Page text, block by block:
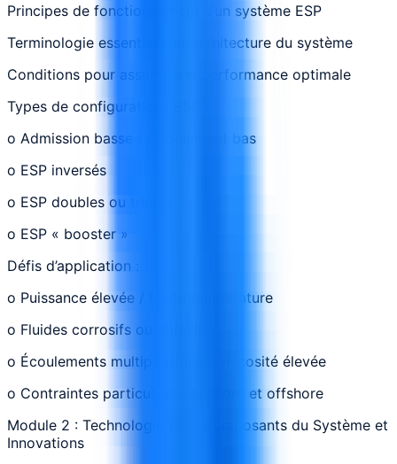
Principes de fonctionnement d’un système ESP
Terminologie essentielle et architecture du système
Conditions pour assurer une performance optimale
Types de configurations ESP :
o Admission basse / refoulement bas
o ESP inversés
o ESP doubles ou triples
o ESP « booster »
Défis d’application :
o Puissance élevée / haute température
o Fluides corrosifs ou abrasifs
o Écoulements multiphasiques, viscosité élevée
o Contraintes particulières onshore et offshore
Module 2 : Technologie ESP, Composants du Système et
Innovations